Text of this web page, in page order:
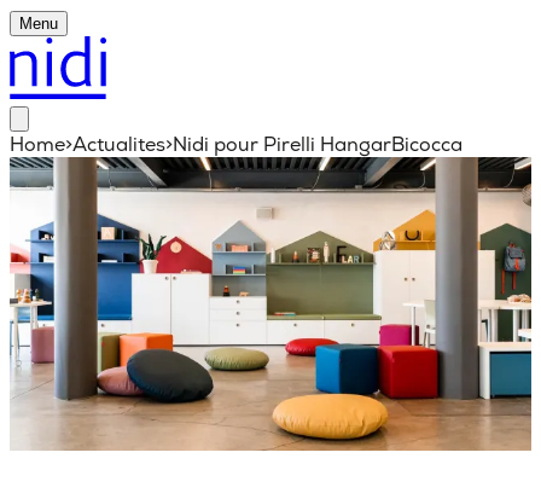
Menu
Home>Actualites>Nidi pour Pirelli HangarBicocca